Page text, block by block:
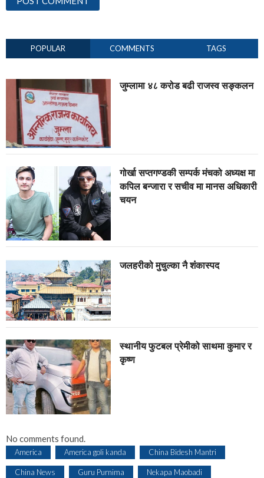
POPULAR COMMENTS TAGS
जुम्लामा ४८ करोड बढी राजस्व सङ्कलन
गोर्खा सप्तगण्डकी सम्पर्क मंचको अध्यक्ष मा
कपिल बन्जारा र सचीव मा मानस अधिकारी
चयन
जलहरीको मुचुल्का नै शंंकास्पद
स्थानीय फुटबल प्रेमीको साथमा कुमार र
कृष्ण
No comments found.
America America goli kanda China Bidesh Mantri
China News Guru Purnima Nekapa Maobadi